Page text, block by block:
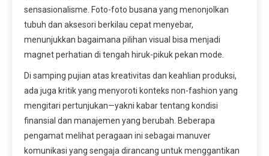
sensasionalisme. Foto-foto busana yang menonjolkan
tubuh dan aksesori berkilau cepat menyebar,
menunjukkan bagaimana pilihan visual bisa menjadi
magnet perhatian di tengah hiruk-pikuk pekan mode.
Di samping pujian atas kreativitas dan keahlian produksi,
ada juga kritik yang menyoroti konteks non-fashion yang
mengitari pertunjukan—yakni kabar tentang kondisi
finansial dan manajemen yang berubah. Beberapa
pengamat melihat peragaan ini sebagai manuver
komunikasi yang sengaja dirancang untuk menggantikan